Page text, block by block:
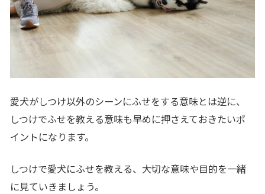
愛犬がしつけ以外のシーンにふせをする意味とは逆に、
しつけでふせを教える意味も早めに押さえておきたいポ
イントになります。
しつけで愛犬にふせを教える、大切な意味や目的を一緒
に見ていきましょう。